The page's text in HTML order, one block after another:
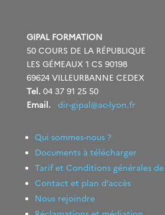
GIPAL FORMATION
50 COURS DE LA RÉPUBLIQUE
LES GÉMEAUX 1 CS 90198
69624 VILLEURBANNE CEDEX
Tel. 04 37 91 25 50
Email. dir-gipal@ac-lyon.fr
Qui sommes-nous ?
Documents à télécharger
Tarif et Conditions générales
Contact et plan d’accès
Nous rejoindre